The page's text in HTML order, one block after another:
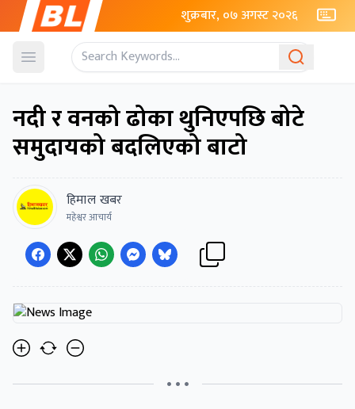
शुक्रबार, ०७ अगस्ट २०२६
Open menu
नदी र वनको ढोका थुनिएपछि बोटे
समुदायको बदलिएको बाटो
हिमाल खबर
महेश्वर आचार्य
• • •